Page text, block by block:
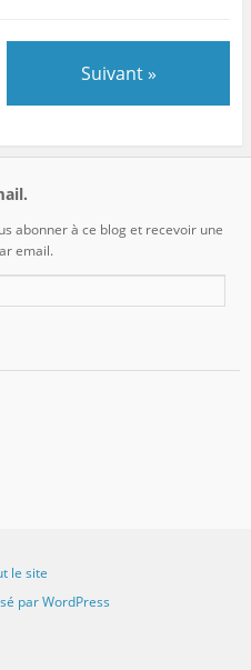
Suivant »
abonner à ce blog et recevoir une
email.
le site
par WordPress